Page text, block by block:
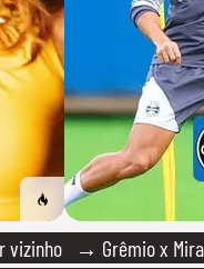
vizinho
→ Grêmio x